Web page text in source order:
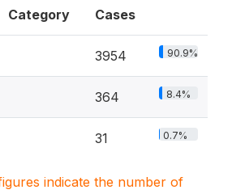
Category Cases
3954 90.9%
364 8.4%
31 0.7%
indicate the number of